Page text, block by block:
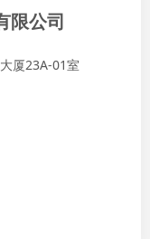
限公司
厦23A-01室